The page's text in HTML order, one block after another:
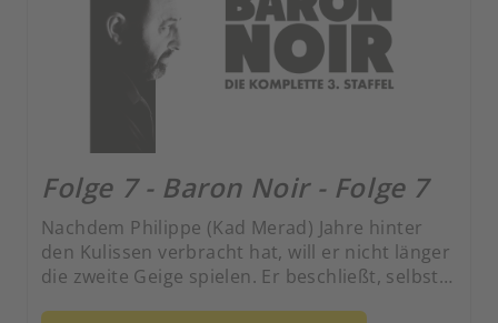
Folge 7 - Baron Noir - Folge 7
Nachdem Philippe (Kad Merad) Jahre hinter
den Kulissen verbracht hat, will er nicht länger
die zweite Geige spielen. Er beschließt, selbst